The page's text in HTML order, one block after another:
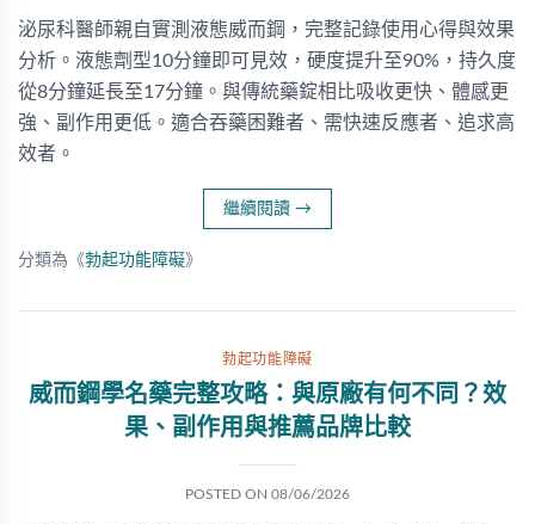
泌尿科醫師親自實測液態威而鋼，完整記錄使用心得與效果
分析。液態劑型10分鐘即可見效，硬度提升至90%，持久度
從8分鐘延長至17分鐘。與傳統藥錠相比吸收更快、體感更
強、副作用更低。適合吞藥困難者、需快速反應者、追求高
效者。
繼續閱讀 →
分類為《勃起功能障礙》
勃起功能障礙
威而鋼學名藥完整攻略：與原廠有何不同？效
果、副作用與推薦品牌比較
POSTED ON 08/06/2026